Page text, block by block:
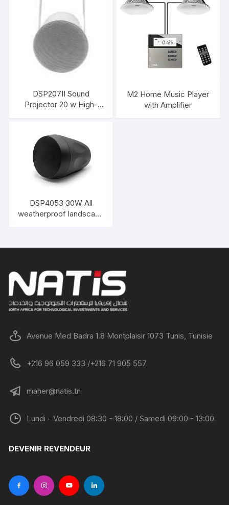
DSP207II Sound
Projector 20 w High-
IP54 DSPPA
M2 Home Music Player
with Amplifier
DSP4053 30W All
weatherproof landscape
Avenue Med Badra 1.8 Montplaisir 1073 Tunis, Tunisie
+216 96 059 333 /+216 71 905 557
maher@natis.tn
Lundi - Vendredi 08:30 - 18:00 / Samedi 09:00 - 13:00
DEVENIR REVENDEUR